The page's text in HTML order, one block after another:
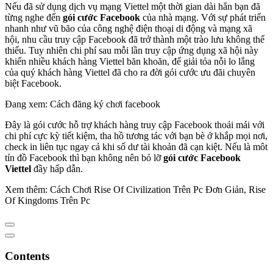
Nếu đã sử dụng dịch vụ mạng Viettel một thời gian dài hẳn bạn đã
từng nghe đến gói cước Facebook của nhà mạng. Với sự phát triển
nhanh như vũ bão của công nghệ điện thoại di động và mạng xã
hội, nhu cầu truy cập Facebook đã trở thành một trào lưu không thể
thiếu. Tuy nhiên chi phí sau mỗi lần truy cập ứng dụng xã hội này
khiến nhiều khách hàng Viettel băn khoăn, để giải tỏa nỗi lo lắng
của quý khách hàng Viettel đã cho ra đời gói cước ưu đãi chuyên
biệt Facebook.
Đang xem: Cách đăng ký chơi facebook
Đây là gói cước hỗ trợ khách hàng truy cập Facebook thoải mái với
chi phí cực kỳ tiết kiệm, tha hồ tương tác với bạn bè ở khắp mọi nơi,
check in liên tục ngay cả khi số dư tài khoản đã cạn kiệt. Nếu là môt
tín đồ Facebook thì bạn không nên bỏ lỡgói cước Facebook
Viettel đầy hấp dẫn.
Xem thêm: Cách Chơi Rise Of Civilization Trên Pc Đơn Giản, Rise
Of Kingdoms Trên Pc
Contents